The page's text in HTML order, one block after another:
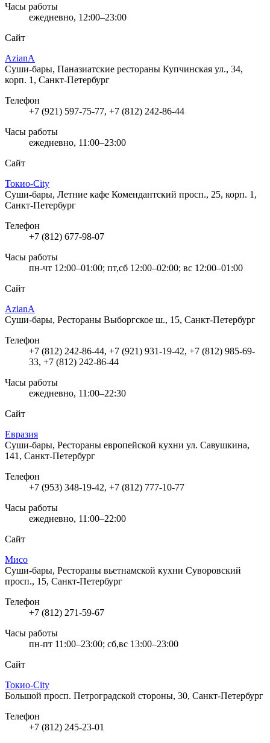
Часы работы
ежедневно, 12:00–23:00
Сайт
AzianA
Суши-бары, Паназиатские рестораны Купчинская ул., 34,
корп. 1, Санкт-Петербург
Телефон
+7 (921) 597-75-77, +7 (812) 242-86-44
Часы работы
ежедневно, 11:00–23:00
Сайт
Токио-City
Суши-бары, Летние кафе Комендантский просп., 25, корп. 1,
Санкт-Петербург
Телефон
+7 (812) 677-98-07
Часы работы
пн-чт 12:00–01:00; пт,сб 12:00–02:00; вс 12:00–01:00
Сайт
AzianA
Суши-бары, Рестораны Выборгское ш., 15, Санкт-Петербург
Телефон
+7 (812) 242-86-44, +7 (921) 931-19-42, +7 (812) 985-69-
33, +7 (812) 242-86-44
Часы работы
ежедневно, 11:00–22:30
Сайт
Евразия
Суши-бары, Рестораны европейской кухни ул. Савушкина,
141, Санкт-Петербург
Телефон
+7 (953) 348-19-42, +7 (812) 777-10-77
Часы работы
ежедневно, 11:00–22:00
Сайт
Мисо
Суши-бары, Рестораны вьетнамской кухни Суворовский
просп., 15, Санкт-Петербург
Телефон
+7 (812) 271-59-67
Часы работы
пн-пт 11:00–23:00; сб,вс 13:00–23:00
Сайт
Токио-City
Большой просп. Петроградской стороны, 30, Санкт-Петербург
Телефон
+7 (812) 245-23-01